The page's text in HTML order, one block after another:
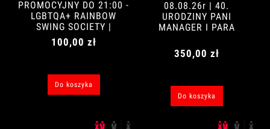
PROMOCYJNY DO 21:00 -
LGBTQA+ RAINBOW
SWING SOCIETY |
SINGIEL
100,00 zł
Do koszyka
08.08.26r | 40.
URODZINY PANI
MANAGER I PARA
350,00 zł
Do koszyka